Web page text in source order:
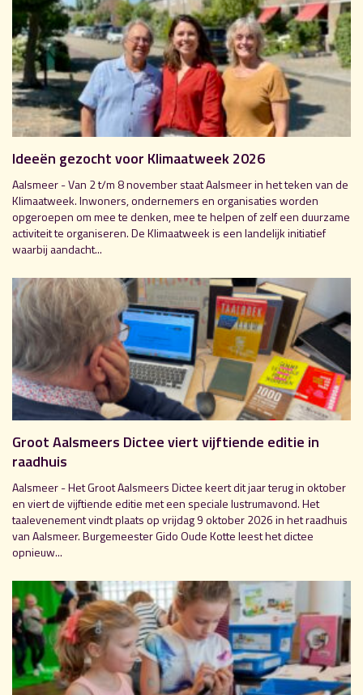
Ideeën gezocht voor Klimaatweek 2026
Aalsmeer - Van 2 t/m 8 november staat Aalsmeer in het teken van de
Klimaatweek. Inwoners, ondernemers en organisaties worden
opgeroepen om mee te denken, mee te helpen of zelf een duurzame
activiteit te organiseren. De Klimaatweek is een landelijk initiatief
waarbij aandacht...
Groot Aalsmeers Dictee viert vijftiende editie in
raadhuis
Aalsmeer - Het Groot Aalsmeers Dictee keert dit jaar terug in oktober
en viert de vijftiende editie met een speciale lustrumavond. Het
taalevenement vindt plaats op vrijdag 9 oktober 2026 in het raadhuis
van Aalsmeer. Burgemeester Gido Oude Kotte leest het dictee
opnieuw...